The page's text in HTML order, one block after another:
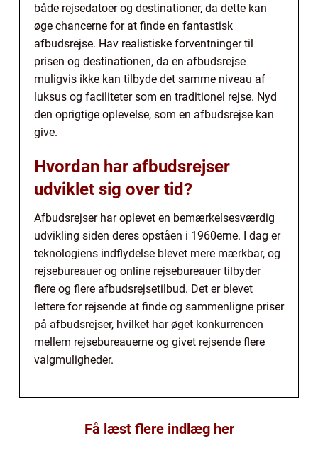
både rejsedatoer og destinationer, da dette kan
øge chancerne for at finde en fantastisk
afbudsrejse. Hav realistiske forventninger til
prisen og destinationen, da en afbudsrejse
muligvis ikke kan tilbyde det samme niveau af
luksus og faciliteter som en traditionel rejse. Nyd
den oprigtige oplevelse, som en afbudsrejse kan
give.
Hvordan har afbudsrejser
udviklet sig over tid?
Afbudsrejser har oplevet en bemærkelsesværdig
udvikling siden deres opståen i 1960erne. I dag er
teknologiens indflydelse blevet mere mærkbar, og
rejsebureauer og online rejsebureauer tilbyder
flere og flere afbudsrejsetilbud. Det er blevet
lettere for rejsende at finde og sammenligne priser
på afbudsrejser, hvilket har øget konkurrencen
mellem rejsebureauerne og givet rejsende flere
valgmuligheder.
Få læst flere indlæg her